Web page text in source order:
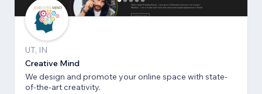
UT, IN
Creative Mind
We design and promote your online space with state-
of-the-art creativity.